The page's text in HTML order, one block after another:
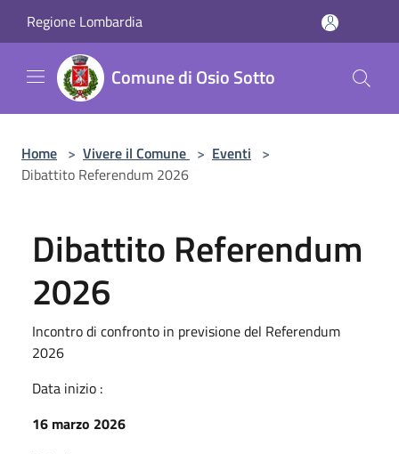
Regione Lombardia
Comune di Osio Sotto
Home > Vivere il Comune > Eventi >
Dibattito Referendum 2026
Dibattito Referendum
2026
Incontro di confronto in previsione del Referendum
2026
Data inizio :
16 marzo 2026